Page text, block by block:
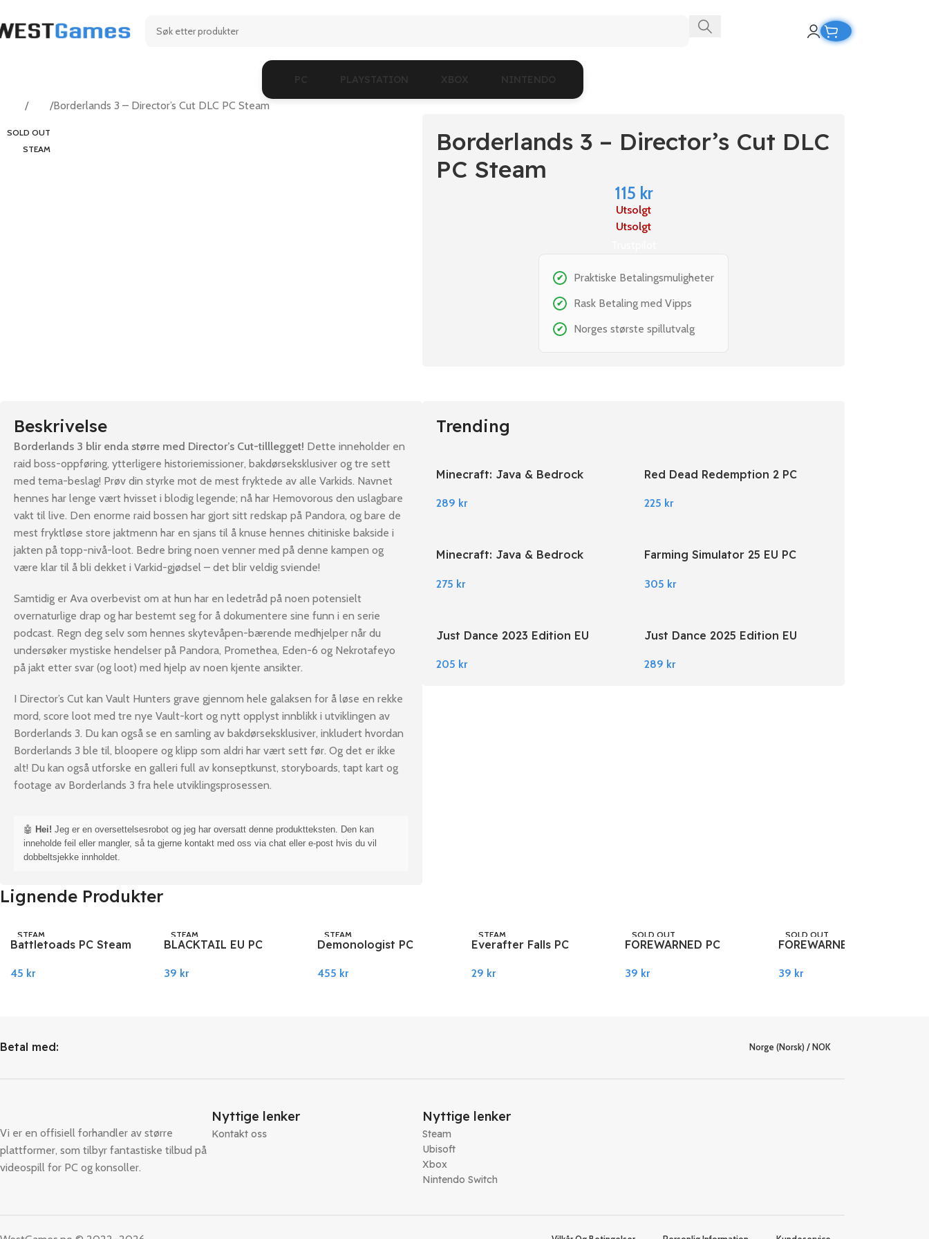
PC PLAYSTATION XBOX NINTENDO
RPG Borderlands 3 – Director’s Cut DLC PC Steam
SOLD OUT
STEAM
Borderlands 3 – Director’s Cut DLC
PC Steam
115 kr
Utsolgt
Utsolgt
✔ Praktiske Betalingsmuligheter
✔ Rask Betaling med Vipps
✔ Norges største spillutvalg
Beskrivelse
Borderlands 3 blir enda større med Director’s Cut-tilllegget! Dette inneholder en
raid boss-oppføring, ytterligere historiemissioner, bakdørseksklusiver og tre sett
med tema-beslag! Prøv din styrke mot de mest fryktede av alle Varkids. Navnet
hennes har lenge vært hvisset i blodig legende; nå har Hemovorous den uslagbare
vakt til live. Den enorme raid bossen har gjort sitt redskap på Pandora, og bare de
mest fryktløse store jaktmenn har en sjans til å knuse hennes chitiniske bakside i
jakten på topp-nivå-loot. Bedre bring noen venner med på denne kampen og
være klar til å bli dekket i Varkid-gjødsel – det blir veldig sviende!
Samtidig er Ava overbevist om at hun har en ledetråd på noen potensielt
overnaturlige drap og har bestemt seg for å dokumentere sine funn i en serie
podcast. Regn deg selv som hennes skytevåpen-bærende medhjelper når du
undersøker mystiske hendelser på Pandora, Promethea, Eden-6 og Nekrotafeyo
på jakt etter svar (og loot) med hjelp av noen kjente ansikter.
I Director’s Cut kan Vault Hunters grave gjennom hele galaksen for å løse en rekke
mord, score loot med tre nye Vault-kort og nytt opplyst innblikk i utviklingen av
Borderlands 3. Du kan også se en samling av bakdørseksklusiver, inkludert hvordan
Borderlands 3 ble til, bloopere og klipp som aldri har vært sett før. Og det er ikke
alt! Du kan også utforske en galleri full av konseptkunst, storyboards, tapt kart og
footage av Borderlands 3 fra hele utviklingsprosessen.
🤖 Hei! Jeg er en oversettelsesrobot og jeg har oversatt denne produktteksten. Den kan
inneholde feil eller mangler, så ta gjerne kontakt med oss via chat eller e-post hvis du vil
dobbeltsjekke innholdet.
Trending
Minecraft: Java & Bedrock
289 kr
Red Dead Redemption 2 PC
225 kr
Minecraft: Java & Bedrock
275 kr
Farming Simulator 25 EU PC
305 kr
Just Dance 2023 Edition EU
205 kr
Just Dance 2025 Edition EU
289 kr
Lignende Produkter
STEAM
Battletoads PC Steam
45 kr
STEAM
BLACKTAIL EU PC
39 kr
STEAM
Demonologist PC
455 kr
STEAM
Everafter Falls PC
29 kr
SOLD OUT
STEAM
FOREWARNED PC
39 kr
SOLD OUT
STEAM
FOREWARNED EU PC
39 kr
Betal med: Norge (Norsk) / NOK
Vi er en offisiell forhandler av større
plattformer, som tilbyr fantastiske tilbud på
videospill for PC og konsoller.
Nyttige lenker
Kontakt oss
Nyttige lenker
Steam
Ubisoft
Xbox
Nintendo Switch